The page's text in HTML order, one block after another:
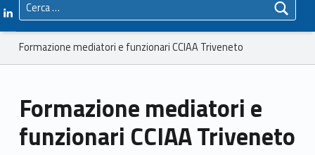
Linkedin Unioncamere Veneto
Breadcrumbs navigation
Formazione mediatori e funzionari CCIAA Triveneto
Formazione mediatori e
funzionari CCIAA Triveneto